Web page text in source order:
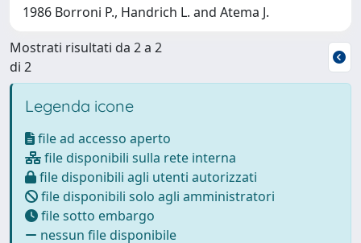
1986 Borroni P., Handrich L. and Atema J.
Mostrati risultati da 2 a 2
di 2
Legenda icone
file ad accesso aperto
file disponibili sulla rete interna
file disponibili agli utenti autorizzati
file disponibili solo agli amministratori
file sotto embargo
nessun file disponibile